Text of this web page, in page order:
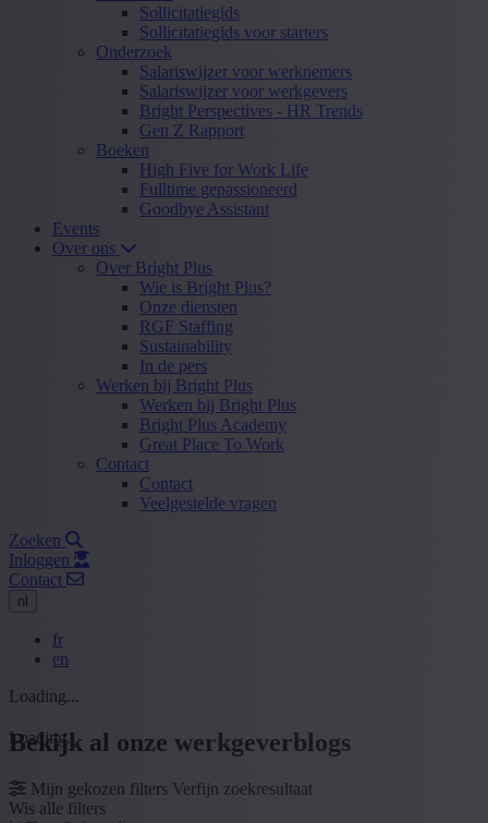
Sollicitatiegids
Sollicitatiegids voor starters
Onderzoek
Salariswijzer voor werknemers
Salariswijzer voor werkgevers
Bright Perspectives - HR Trends
Gen Z Rapport
Boeken
High Five for Work Life
Fulltime gepassioneerd
Goodbye Assistant
Events
Over ons
Over Bright Plus
Wie is Bright Plus?
Onze diensten
RGF Staffing
Sustainability
In de pers
Werken bij Bright Plus
Werken bij Bright Plus
Bright Plus Academy
Great Place To Work
Contact
Contact
Veelgestelde vragen
Zoeken
Inloggen
Contact
nl
fr
en
Loading...
Loading...
Bekijk al onze werkgeverblogs
Mijn gekozen filters Verfijn zoekresultaat
Wis alle filters